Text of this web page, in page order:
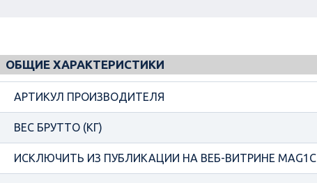
ОБЩИЕ ХАРАКТЕРИСТИКИ
АРТИКУЛ ПРОИЗВОДИТЕЛЯ
ВЕС БРУТТО (КГ)
ИСКЛЮЧИТЬ ИЗ ПУБЛИКАЦИИ НА ВЕБ-ВИТРИНЕ MAG1C